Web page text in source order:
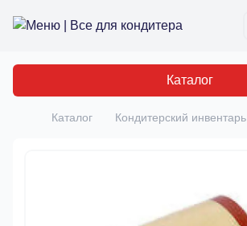
Все для кондитера
Каталог
Главная
Каталог Кондитерский инвентарь